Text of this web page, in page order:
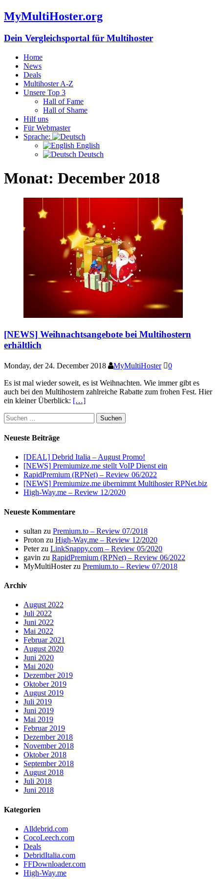
MyMultiHoster.org
Dein Vergleichsportal für Multihoster
Home
News
Deals
Multihoster A-Z
Unsere Top 3
Hall of Fame
Hall of Shame
Hilf uns
Für Webmaster
Sprache:
English
Deutsch
Monat: December 2018
[NEWS] Weihnachtsangebote bei Multihostern
erhältlich
Monday, der 24. December 2018 MyMultiHoster 0
Es ist mal wieder soweit, es ist Weihnachten. Wie immer gibt es
auch bei den Multihostern zahlreiche Rabatte zum frohen Fest. Hier
ein kleiner Überblick: […]
Suchen
nach:
Neueste Beiträge
[DEAL] Debrid Italia – August Promo!
[NEWS] Premiumize.me stellt VoIP Dienst ein
RapidPremium (RPNet) – Review 06/2022
[NEWS] Premiumize.me übernimmt Multihoster RPNet.biz
High-Way.me – Review 12/2020
Neueste Kommentare
sultan zu Premium.to – Review 07/2018
Proton zu High-Way.me – Review 12/2020
Peterzu LinkSnappy.com – Review 05/2020
gavin zu RapidPremium (RPNet) – Review 06/2022
MyMultiHosterzu Premium.to – Review 07/2018
Archiv
August 2022
Juli 2022
Juni 2022
Mai 2022
Februar 2021
August 2020
Juni 2020
Mai 2020
Dezember 2019
Oktober 2019
August 2019
Juli 2019
Juni 2019
Mai 2019
Februar 2019
Dezember 2018
November 2018
Oktober 2018
September 2018
August 2018
Juli 2018
Juni 2018
Kategorien
Alldebrid.com
CocoLeech.com
Deals
DebridItalia.com
FFDownloader.com
High-Way.me